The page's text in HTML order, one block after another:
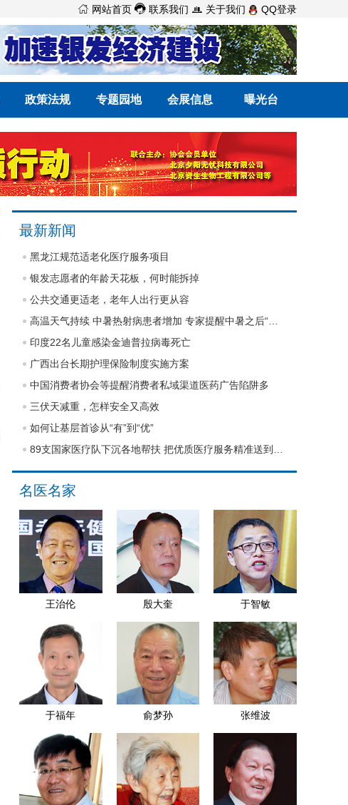
 网站首页  联系我们  关于我们 QQ登录
政策法规 专题园地 会展信息 曝光台
最新新闻
黑龙江规范适老化医疗服务项目
银发志愿者的年龄天花板，何时能拆掉
公共交通更适老，老年人出行更从容
印度22名儿童感染金迪普拉病毒死亡
广西出台长期护理保险制度实施方案
中国消费者协会等提醒消费者私域渠道医药广告陷阱多
三伏天减重，怎样安全又高效
如何让基层首诊从“有”到“优”
名医名家
王治伦 殷大奎 于智敏
于福年 俞梦孙 张维波